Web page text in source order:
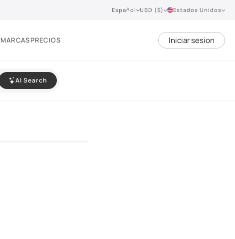
Español USD ($) Estados Unidos
MARCASPRECIOS Iniciar sesion
AI Search